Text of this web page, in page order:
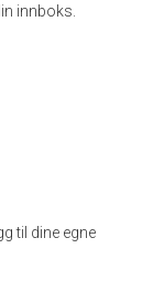
innboks.
til dine egne